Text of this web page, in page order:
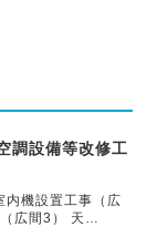
調設備等改修工
内機設置工事（広
広間3） 天…